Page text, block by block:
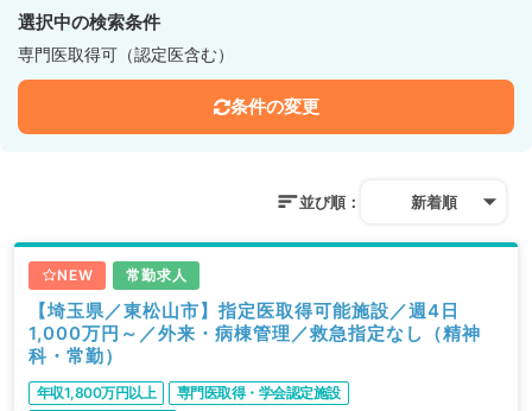
選択中の検索条件
専門医取得可（認定医含む）
条件の変更
並び順： 新着順
NEW 常勤求人
【埼玉県／東松山市】指定医取得可能施設／週4日
1,000万円～／外来・病棟管理／救急指定なし（精神
科・常勤）
年収1,800万円以上
専門医取得・学会認定施設